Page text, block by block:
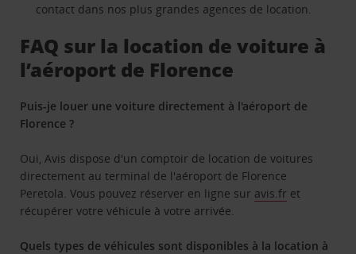
contact dans nos plus grandes agences de location.
FAQ sur la location de voiture à
l’aéroport de Florence
Puis-je louer une voiture directement à l'aéroport de
Florence ?
Oui, Avis dispose d'un comptoir de location de voitures
directement au terminal de l'aéroport de Florence
Peretola. Vous pouvez réserver en ligne sur avis.fr et
récupérer votre véhicule à votre arrivée.
Quels types de véhicules sont disponibles à la location à